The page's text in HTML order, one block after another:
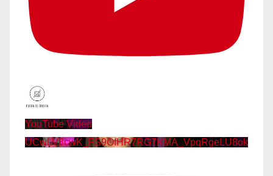
YouTube Video
UCwLV8cwK_FS9OfHR7RG7KMA_VpqRgeLU8ok